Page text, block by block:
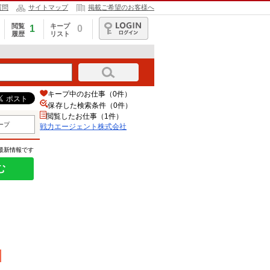
問 サイトマップ 掲載ご希望のお客様へ
閲覧
履歴
1
キープ
リスト
0
ログイン
プ
新情報です
キープ中のお仕事（0件）
保存した検索条件（0件）
閲覧したお仕事（1件）
戦力エージェント株式会社